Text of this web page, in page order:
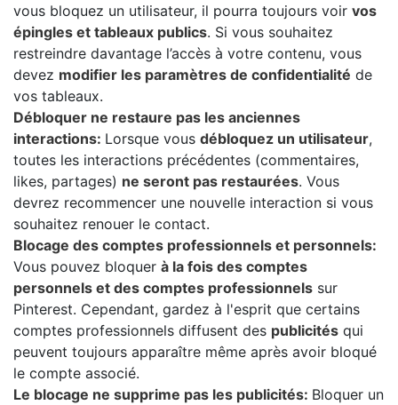
vous bloquez un utilisateur, il pourra toujours voir vos
épingles et tableaux publics. Si vous souhaitez
restreindre davantage l’accès à votre contenu, vous
devez modifier les paramètres de confidentialité de
vos tableaux.
Débloquer ne restaure pas les anciennes
interactions: Lorsque vous débloquez un utilisateur,
toutes les interactions précédentes (commentaires,
likes, partages) ne seront pas restaurées. Vous
devrez recommencer une nouvelle interaction si vous
souhaitez renouer le contact.
Blocage des comptes professionnels et personnels:
Vous pouvez bloquer à la fois des comptes
personnels et des comptes professionnels sur
Pinterest. Cependant, gardez à l'esprit que certains
comptes professionnels diffusent des publicités qui
peuvent toujours apparaître même après avoir bloqué
le compte associé.
Le blocage ne supprime pas les publicités: Bloquer un